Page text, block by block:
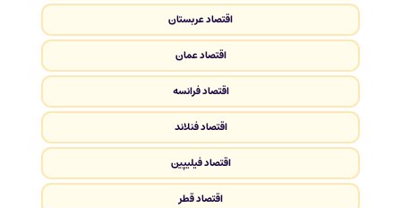
اقتصاد عربستان
اقتصاد عمان
اقتصاد فرانسه
اقتصاد فنلاند
اقتصاد فیلیپین
اقتصاد قطر